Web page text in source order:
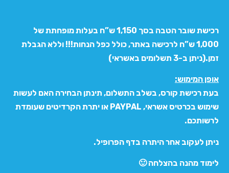
רכישת שובר הטבה בסך 1,150 ש”ח בעלות מופחתת של
1,000 ש”ח לרכישה באתר, כולל כפל הנחות!!! וללא הגבלת
זמן.(ניתן ב-3 תשלומים באשראי)
אופן המימוש:
בעת רכישת קורס, בשלב התשלום, תינתן הבחירה האם לעשות
שימוש בכרטיס אשראי, PAYPAL או יתרת הקרדיטים שעומדת
לרשותכם.
ניתן לעקוב אחר היתרה בדף הפרופיל.
לימוד מהנה בהצלחה 🙂